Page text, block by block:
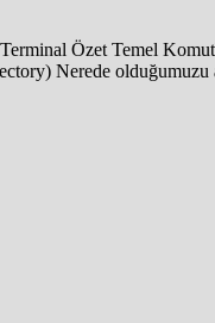
Özet Temel
Nerede